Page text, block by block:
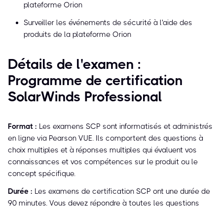
plateforme Orion
Surveiller les événements de sécurité à l'aide des
produits de la plateforme Orion
Détails de l'examen :
Programme de certification
SolarWinds Professional
Format : Les examens SCP sont informatisés et administrés
en ligne via Pearson VUE. Ils comportent des questions à
choix multiples et à réponses multiples qui évaluent vos
connaissances et vos compétences sur le produit ou le
concept spécifique.
Durée : Les examens de certification SCP ont une durée de
90 minutes. Vous devez répondre à toutes les questions